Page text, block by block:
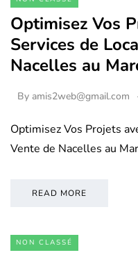
Optimisez Vos
Services de
Nacelles au
By amis2web@gmail.com
Optimisez Vos Projets
Vente de Nacelles au
READ MORE
NON CLASSÉ